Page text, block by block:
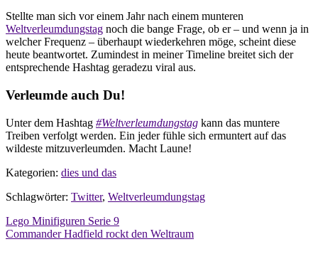
Stellte man sich vor einem Jahr nach einem munteren
Weltverleumdungstag noch die bange Frage, ob er – und wenn ja in
welcher Frequenz – überhaupt wiederkehren möge, scheint diese
heute beantwortet. Zumindest in meiner Timeline breitet sich der
entsprechende Hashtag geradezu viral aus.
Verleumde auch Du!
Unter dem Hashtag #Weltverleumdungstag kann das muntere
Treiben verfolgt werden. Ein jeder fühle sich ermuntert auf das
wildeste mitzuverleumden. Macht Laune!
Kategorien: dies und das
Schlagwörter: Twitter, Weltverleumdungstag
Beitragsnavigation
Lego Minifiguren Serie 9
Commander Hadfield rockt den Weltraum